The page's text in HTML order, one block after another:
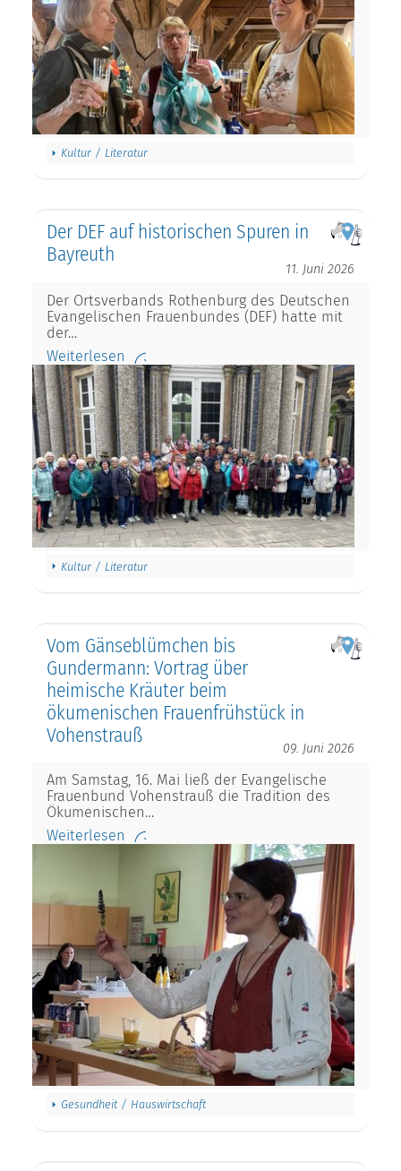
Kultur / Literatur
Der DEF auf historischen Spuren in
Bayreuth
11. Juni 2026
Der Ortsverbands Rothenburg des Deutschen
Evangelischen Frauenbundes (DEF) hatte mit
der…
Weiterlesen
Kultur / Literatur
Vom Gänseblümchen bis
Gundermann: Vortrag über
heimische Kräuter beim
ökumenischen Frauenfrühstück in
Vohenstrauß
09. Juni 2026
Am Samstag, 16. Mai ließ der Evangelische
Frauenbund Vohenstrauß die Tradition des
Ökumenischen…
Weiterlesen
Gesundheit / Hauswirtschaft